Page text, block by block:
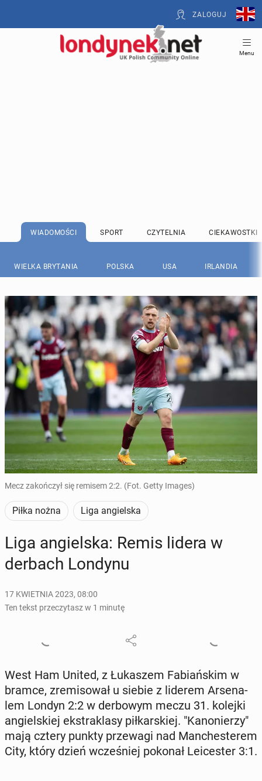
ZALOGUJ
Menu
WIADOMOŚCI SPORT CZYTELNIA CIEKAWOSTKI
WIELKA BRYTANIA POLSKA USA IRLANDIA
Mecz zakończył się remisem 2:2. (Fot. Getty Images)
Piłka nożna Liga angielska
Liga an­giel­ska: Remis lidera w
derbach Londynu
17 KWIETNIA 2023, 08:00
Ten tekst przeczytasz w 1 minutę
West Ham United, z Łu­ka­szem Fa­biań­skim w
bramce, zre­mi­so­wał u siebie z liderem Ar­se­na­
lem Londyn 2:2 w der­bo­wym meczu 31. kolejki
an­giel­skiej eks­tra­kla­sy pił­kar­skiej. "Ka­no­nie­rzy"
mają cztery punkty prze­wa­gi nad Man­che­ste­rem
City, który dzień wcze­śniej pokonał Le­ice­ster 3:1.